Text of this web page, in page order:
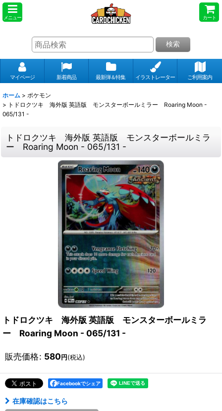
メニュー カート
検索
マイページ 新着商品 最新弾＆特集 イラストレーター ご利用案内
ホーム > ポケモン
> トドロクツキ 海外版 英語版 モンスターボールミラー Roaring Moon -
065/131 -
トドロクツキ 海外版 英語版 モンスターボールミラ
ー Roaring Moon - 065/131 -
トドロクツキ 海外版 英語版 モンスターボールミラ
ー Roaring Moon - 065/131 -
販売価格: 580円(税込)
Facebookでシェア
在庫確認はこちら